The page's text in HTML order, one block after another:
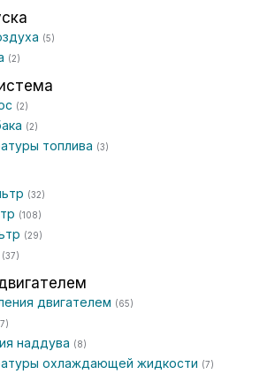
(5)
(2)
(2)
(2)
топлива (3)
(32)
(108)
(29)
(37)
двигателем (65)
наддува (8)
охлаждающей жидкости (7)